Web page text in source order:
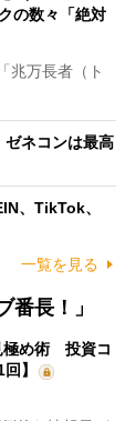
の数々「絶対
兆万長者（ト
ゼネコンは最高
、TikTok、
一覧を見る
番長！」
極め術 投資コ
】